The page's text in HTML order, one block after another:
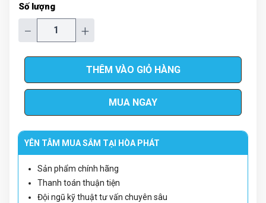
Số lượng
− +
THÊM VÀO GIỎ HÀNG
MUA NGAY
YÊN TÂM MUA SẮM TẠI HÒA PHÁT
Sản phẩm chính hãng
Thanh toán thuận tiện
Đội ngũ kỹ thuật tư vấn chuyên sâu